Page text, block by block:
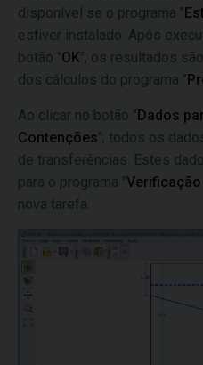
disponível se o programa "
estiver instalado. Após
botão "OK", os resultados
dos cálculos do programa "
Ao clicar no botão "Dados
Contenções", todos os
de transferências. Estes
para o programa "
nova tarefa.